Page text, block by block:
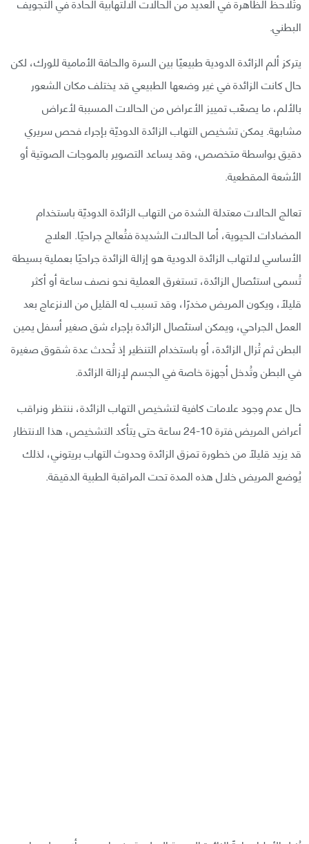
البطني.
يتركز ألم الزائدة الدودية طبيعيًا بين السرة والحافة الأمامية للورك، لكن
حال كانت الزائدة في غير وضعها الطبيعي قد يختلف مكان الشعور
بالألم، ما يصعّب تمييز الأعراض من الحالات المسببة لأعراض
مشابهة. يمكن تشخيص التهاب الزائدة الدوديّة بإجراء فحص سريري
دقيق بواسطة متخصص، وقد يساعد التصوير بالموجات الصوتية أو
الأشعة المقطعية.
تعالج الحالات معتدلة الشدة من التهاب الزائدة الدوديّة باستخدام
المضادات الحيوية، أما الحالات الشديدة فتُعالج جراحيًا. العلاج
الأساسي لالتهاب الزائدة الدودية هو إزالة الزائدة جراحيًا بعملية بسيطة
تُسمى استئصال الزائدة، تستغرق العملية نحو نصف ساعة أو أكثر
قليلًا، ويكون المريض مخدرًا، وقد تسبب له القليل من الانزعاج بعد
العمل الجراحي، ويمكن استئصال الزائدة بإجراء شق صغير أسفل يمين
البطن ثم تُزال الزائدة، أو باستخدام التنظير إذ تُحدث عدة شقوق صغيرة
في البطن وتُدخل أجهزة خاصة في الجسم لإزالة الزائدة.
حال عدم وجود علامات كافية لتشخيص التهاب الزائدة، ننتظر ونراقب
أعراض المريض فترة 10-24 ساعة حتى يتأكد التشخيص، هذا الانتظار
قد يزيد قليلًا من خطورة تمزق الزائدة وحدوث التهاب بريتوني، لذلك
يُوضع المريض خلال هذه المدة تحت المراقبة الطبية الدقيقة.